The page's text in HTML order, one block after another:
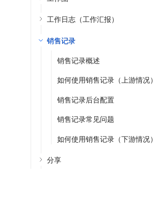
工作日志（工作汇报）
销售记录
销售记录概述
如何使用销售记录（上游情况）
销售记录后台配置
销售记录常见问题
如何使用销售记录（下游情况）
分享